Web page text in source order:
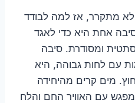
לא מתקרר, אז למה לבודד
סיבה אחת היא כדי לאגד
ומסודרת. סיבה
עם לחות גבוהה, היא
מים קרים מהיחידה
עם האוויר החם והלח